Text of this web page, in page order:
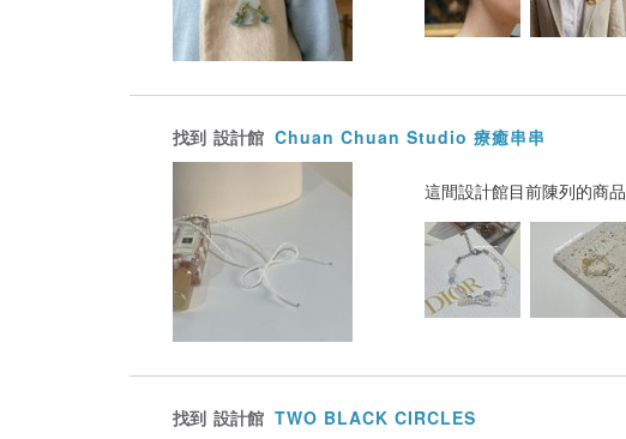
找到 設計館 Chuan Chuan Studio 療癒串串
這間設計館目前陳列的商品
找到 設計館 TWO BLACK CIRCLES